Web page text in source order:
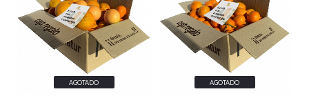
AGOTADO AGOTADO